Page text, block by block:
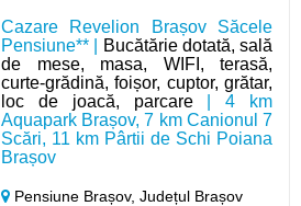
Cazare Revelion Brașov Săcele
Pensiune** |
Bucătărie dotată, sală
de mese, masa, WIFI, terasă,
curte-grădină, foișor, cuptor, grătar,
loc de joacă, parcare| 4 km
Aquapark Brașov, 7 km Canionul 7
Scări, 11 km Pârtii de Schi Poiana
Brașov
Pensiune Brașov,Județul Brașov